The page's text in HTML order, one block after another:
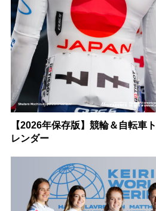
【2026年保存版】競輪＆自転車
レンダー